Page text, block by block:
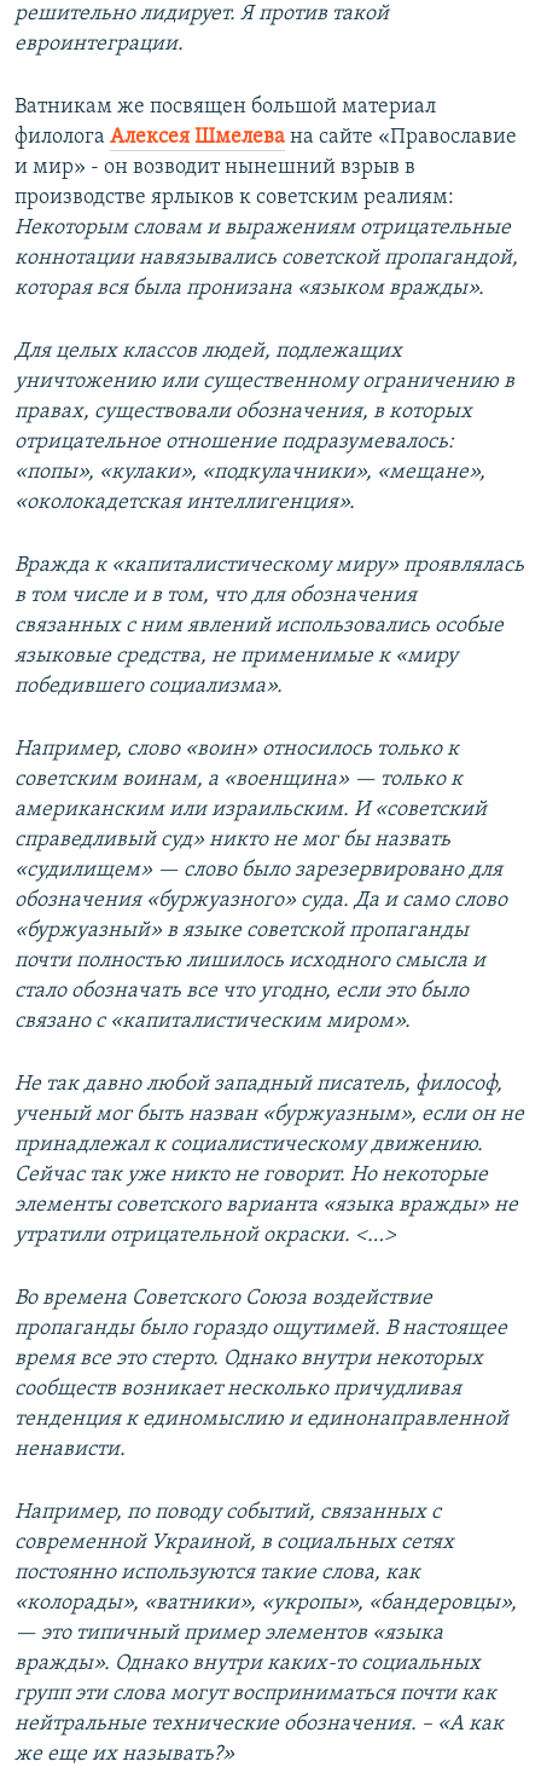
решительно лидирует. Я против такой
евроинтеграции.
Ватникам же посвящен большой материал
филолога Алексея Шмелева на сайте «Православие
и мир» - он возводит нынешний взрыв в
производстве ярлыков к советским реалиям:
Некоторым словам и выражениям отрицательные
коннотации навязывались советской пропагандой,
которая вся была пронизана «языком вражды».
Для целых классов людей, подлежащих
уничтожению или существенному ограничению в
правах, существовали обозначения, в которых
отрицательное отношение подразумевалось:
«попы», «кулаки», «подкулачники», «мещане»,
«околокадетская интеллигенция».
Вражда к «капиталистическому миру» проявлялась
в том числе и в том, что для обозначения
связанных с ним явлений использовались особые
языковые средства, не применимые к «миру
победившего социализма».
Например, слово «воин» относилось только к
советским воинам, а «военщина» — только к
американским или израильским. И «советский
справедливый суд» никто не мог бы назвать
«судилищем» — слово было зарезервировано для
обозначения «буржуазного» суда. Да и само слово
«буржуазный» в языке советской пропаганды
почти полностью лишилось исходного смысла и
стало обозначать все что угодно, если это было
связано с «капиталистическим миром».
Не так давно любой западный писатель, философ,
ученый мог быть назван «буржуазным», если он не
принадлежал к социалистическому движению.
Сейчас так уже никто не говорит. Но некоторые
элементы советского варианта «языка вражды» не
утратили отрицательной окраски. <…>
Во времена Советского Союза воздействие
пропаганды было гораздо ощутимей. В настоящее
время все это стерто. Однако внутри некоторых
сообществ возникает несколько причудливая
тенденция к единомыслию и единонаправленной
ненависти.
Например, по поводу событий, связанных с
современной Украиной, в социальных сетях
постоянно используются такие слова, как
«колорады», «ватники», «укропы», «бандеровцы»,
— это типичный пример элементов «языка
вражды». Однако внутри каких-то социальных
групп эти слова могут восприниматься почти как
нейтральные технические обозначения. – «А как
же еще их называть?»